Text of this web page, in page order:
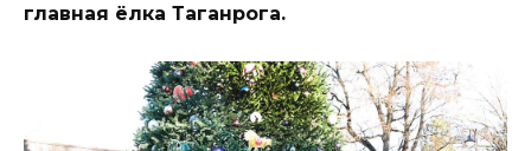
главная ёлка Таганрога.